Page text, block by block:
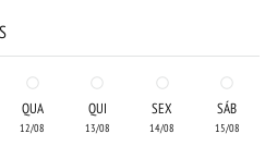
QUA
12/08
QUI
13/08
SEX
14/08
SÁB
15/08